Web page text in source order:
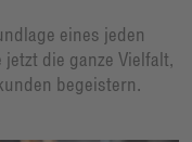
eines jeden
die ganze Vielfalt,
begeistern.